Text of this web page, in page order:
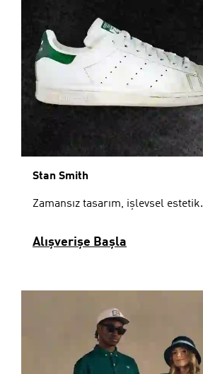
Stan Smith
Zamansız tasarım, işlevsel estetik.
Alışverişe Başla